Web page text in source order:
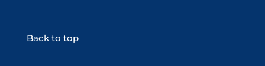
Back to top